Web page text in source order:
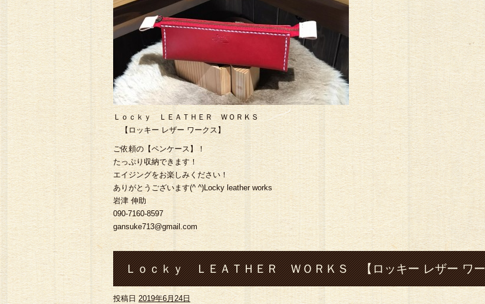
Ｌｏｃｋｙ ＬＥＡＴＨＥＲ ＷＯＲＫＳ
【ロッキー レザー ワークス】
ご依頼の【ペンケース】！
たっぷり収納できます！
エイジングをお楽しみください！
ありがとうございます(^ ^)Locky leather works
岩津 伸助
090-7160-8597
gansuke713@gmail.com
Ｌｏｃｋｙ ＬＥＡＴＨＥＲ ＷＯＲＫＳ 【ロッキー レザー ワ
投稿日 2019年6月24日